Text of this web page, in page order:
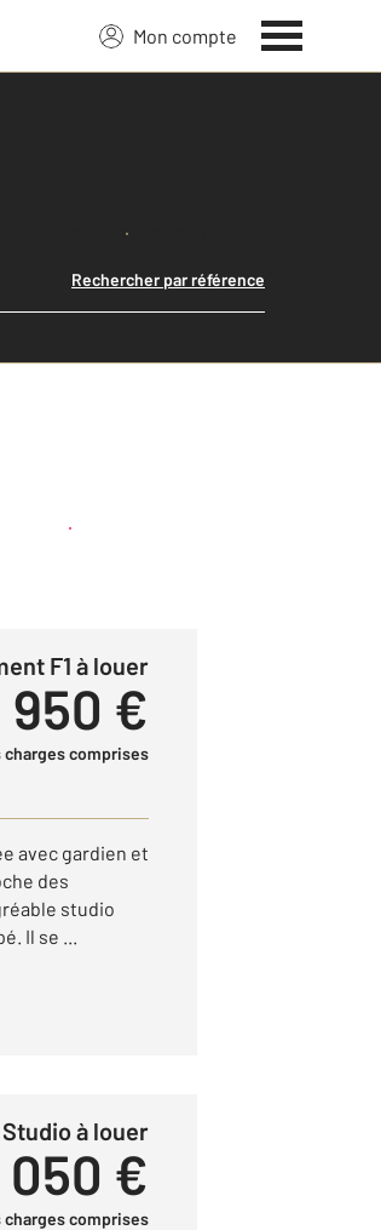
Mon compte
Lancer ma recherche
Rechercher par référence
Créer une alerte
F1 à louer
950 €
charges comprises
avec gardien et
des
studio
Il se ...
Studio à louer
1 050 €
charges comprises